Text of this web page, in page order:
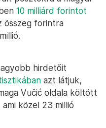
10 milliárd forintot
összeg forintra
hirdetőit
azt látjuk,
Vučić oldala költött
közel 23 millió